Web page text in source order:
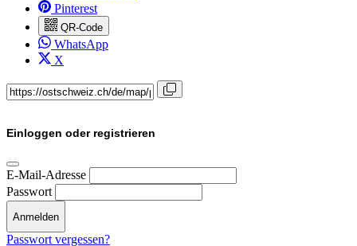
Pinterest
QR-Code
WhatsApp
X
Einloggen oder registrieren
E-Mail-Adresse
Passwort
Anmelden
Passwort vergessen?